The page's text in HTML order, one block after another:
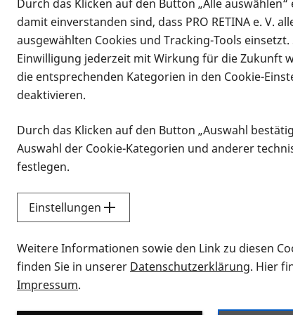
Infomaterial
Infomaterial
Vorlesen
Alle
Sie möchten wissen, wie Sie
Durch das Klicken auf den Button „Alle auswählen“
damit einverstanden sind, dass PRO RETINA e. V.
ausgewählten Cookies und Tracking-Tools
Einwilligung jederzeit mit Wirkung für die Zukunft
die entsprechenden Kategorien in den Cookie-
deaktivieren.
Durch das Klicken auf den Button „Auswahl
Auswahl der Cookie-Kategorien und anderer
festlegen.
Einstellungen
Weitere Informationen sowie den Link zu diesen
finden Sie in unserer Datenschutzerklärung. Hier
Impressum.